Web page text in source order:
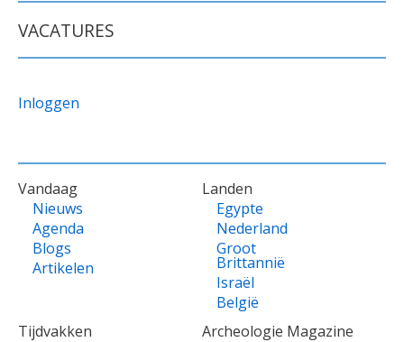
VACATURES
Inloggen
VOET
Vandaag
Nieuws
Agenda
Blogs
Artikelen
Landen
Egypte
Nederland
Groot
Brittannië
Israël
België
Tijdvakken
Archeologie Magazine